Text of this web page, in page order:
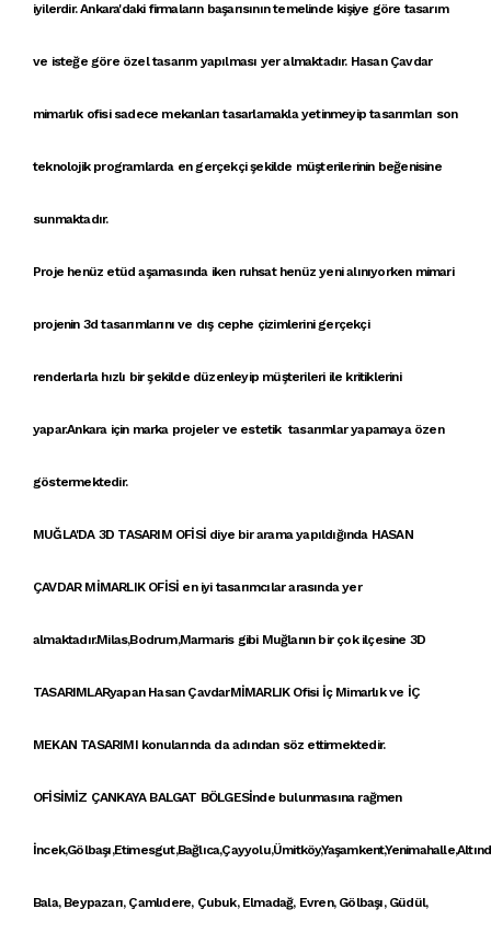
iyilerdir. Ankara'daki firmalarınbaşarısının temelinde kişiye göre tasarım
ve isteğe göre özel tasarımyapılması yer almaktadır. Hasan Çavdar
mimarlık ofisisadece mekanları tasarlamakla yetinmeyiptasarımları son
teknolojik programlarda en gerçekçi şekilde müşterilerinin beğenisine
sunmaktadır.
Proje henüz etüd aşamasında iken ruhsathenüz yeni alınıyorkenmimari
projenin3d tasarımlarını ve dış cephe çizimlerini gerçekçi
renderlarlahızlı bir şekildedüzenleyip müşterileri ile kritiklerini
yapar.Ankaraiçin marka projeler ve estetik tasarımlaryapamaya özen
göstermektedir.
MUĞLA'DA 3D TASARIM OFİSİ diye bir arama yapıldığında HASAN
ÇAVDAR MİMARLIK OFİSİ en iyi tasarımcılar arasında yer
almaktadır.Milas,Bodrum,Marmaris gibi Muğlanın bir çok ilçesine 3D
TASARIMLARyapan Hasan ÇavdarMİMARLIKOfisi İç Mimarlık ve İÇ
MEKAN TASARIMIkonularında da adından söz ettirmektedir.
OFİSİMİZ ÇANKAYA BALGAT BÖLGESİnde bulunmasına rağmen
Bala, Beypazarı, Çamlıdere, Çubuk, Elmadağ, Evren, Gölbaşı, Güdül,